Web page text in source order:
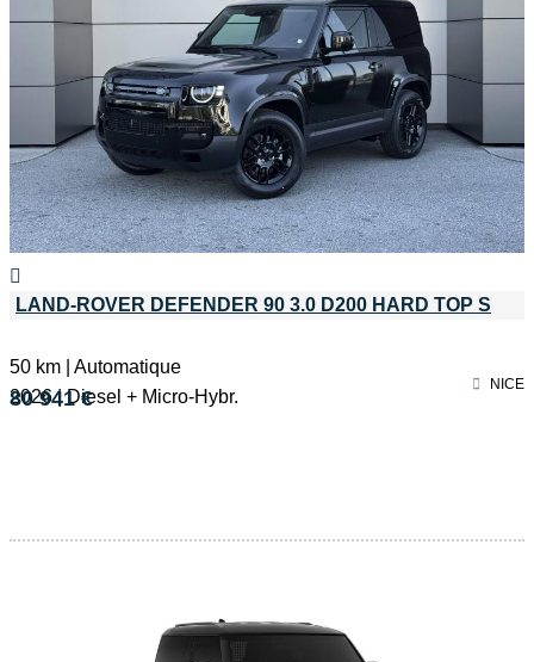
LAND-ROVER DEFENDER 90 3.0 D200 HARD TOP S
50 km | Automatique
2026 | Diesel + Micro-Hybr.
80 941 €
NICE